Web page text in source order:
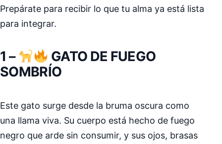
Prepárate para recibir lo que tu alma ya está lista
para integrar.
1 –
GATO DE FUEGO
SOMBRÍO
Este gato surge desde la bruma oscura como
una llama viva. Su cuerpo está hecho de fuego
negro que arde sin consumir, y sus ojos, brasas